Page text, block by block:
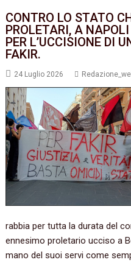
CONTRO LO STATO
PROLETARI, A
PER L’UCCISIONE DI
FAKIR.
24 Luglio 2026
rabbia per tutta la durata del
ennesimo proletario ucciso a
mano del suoi servi come